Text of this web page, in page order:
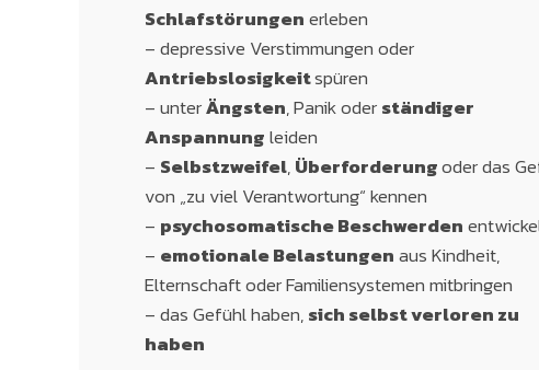
Schlafstörungenerleben
– depressive Verstimmungen oder
Antriebslosigkeitspüren
– unterÄngsten, Panik oderständiger
Anspannungleiden
– Selbstzweifel,Überforderungoder das
von „zu viel Verantwortung“ kennen
– psychosomatische Beschwerden
– emotionale Belastungenaus Kindheit,
Elternschaft oder Familiensystemen mitbringen
– das Gefühl haben,sich selbst verloren zu
haben